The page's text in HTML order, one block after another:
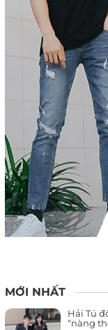
MỚI NHẤT
Hải Tú
“nàng